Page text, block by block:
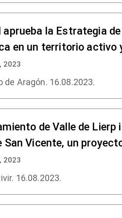
aprueba la Estrategia
en un territorio activo
2023
de Aragón. 16.08.2023.
de Valle de
San Vicente, un
2023
16.08.2023.